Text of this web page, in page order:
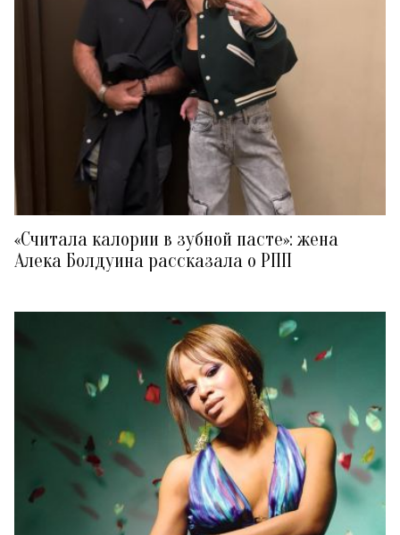
«Считала калории в зубной пасте»: жена
Алека Болдуина рассказала о РПП